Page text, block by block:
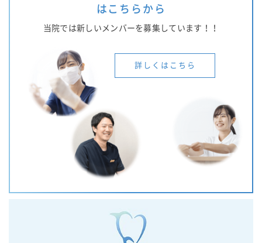
はこちらから
当院では新しいメンバーを募集しています！！
詳しくはこちら